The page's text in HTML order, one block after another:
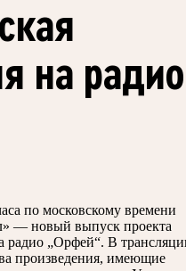
на радио
по московскому времени
— новый выпуск проекта
радио „Орфей“. В
произведения, имеющие